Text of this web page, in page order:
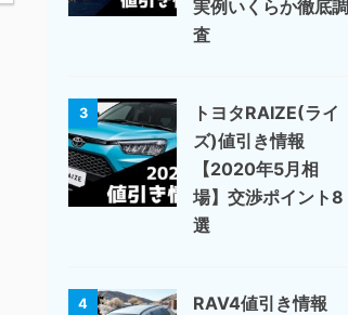
実例いくらか徹底調
査
3
トヨタRAIZE(ライ
ズ)値引き情報
【2020年5月相
場】交渉ポイント8
選
4
RAV4値引き情報